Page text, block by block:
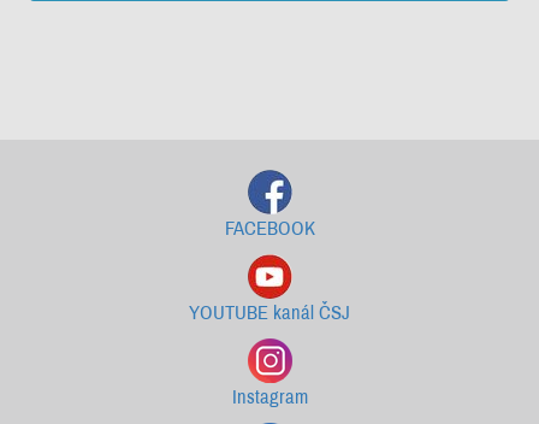
FACEBOOK
YOUTUBE kanál ČSJ
Instagram